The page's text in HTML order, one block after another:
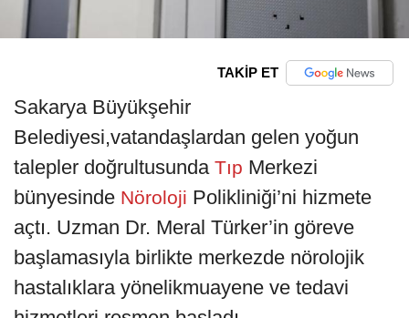
TAKİP ET
Sakarya Büyükşehir
Belediyesi,vatandaşlardan gelen yoğun
talepler doğrultusunda Tıp Merkezi
bünyesinde Nöroloji Polikliniği’ni hizmete
açtı. Uzman Dr. Meral Türker’in göreve
başlamasıyla birlikte merkezde nörolojik
hastalıklara yönelikmuayene ve tedavi